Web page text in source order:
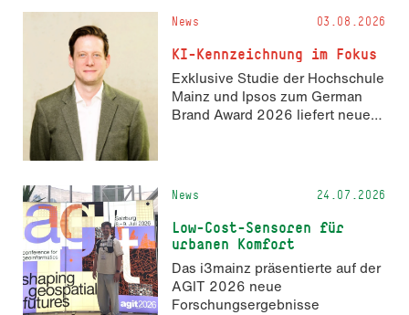
und 14. November 2026 den
Hackathon hack4GDI_DE an der
Hochschule Mainz aus. Die
Anmeldung ist geöffnet und bis
zum 2. Oktober 2026 möglich.
News 03.08.2026
KI-Kennzeichnung im Fokus
Exklusive Studie der Hochschule
Mainz und Ipsos zum German
Brand Award 2026 liefert neue
News 24.07.2026
Low-Cost-Sensoren für
urbanen Komfort
Das i3mainz präsentierte auf der
AGIT 2026 neue
Forschungsergebnisse